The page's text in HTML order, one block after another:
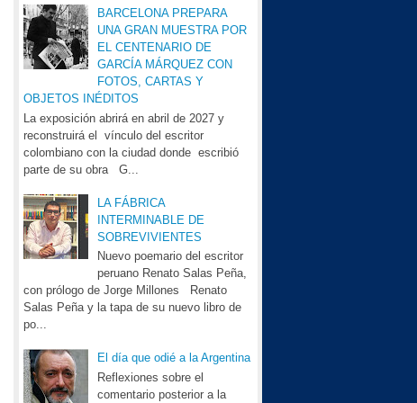
BARCELONA PREPARA
UNA GRAN MUESTRA POR
EL CENTENARIO DE
GARCÍA MÁRQUEZ CON
FOTOS, CARTAS Y
OBJETOS INÉDITOS
La exposición abrirá en abril de 2027 y
reconstruirá el vínculo del escritor
colombiano con la ciudad donde escribió
parte de su obra G...
LA FÁBRICA
INTERMINABLE DE
SOBREVIVIENTES
Nuevo poemario del escritor
peruano Renato Salas Peña,
con prólogo de Jorge Millones Renato
Salas Peña y la tapa de su nuevo libro de
po...
El día que odié a la Argentina
Reflexiones sobre el
comentario posterior a la